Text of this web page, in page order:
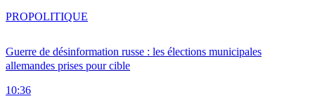
Guerre de désinformation russe : les élections municipales
allemandes prises pour cible
10:36
PROPOLITIQUE